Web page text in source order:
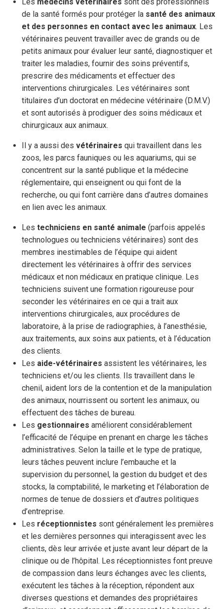
de la santé formés pour protéger la santé des animaux
et des personnes en contact avec les animaux. Les
vétérinaires peuvent travailler avec de grands ou de
petits animaux pour évaluer leur santé, diagnostiquer et
traiter les maladies, fournir des soins préventifs,
prescrire des médicaments et effectuer des
interventions chirurgicales. Les vétérinaires sont
titulaires d’un doctorat en médecine vétérinaire (D.M.V.)
et sont autorisés à prodiguer des soins médicaux et
chirurgicaux aux animaux.
Il y a aussi des vétérinaires qui travaillent dans les
zoos, les parcs fauniques ou les aquariums, qui se
concentrent sur la santé publique et la médecine
réglementaire, qui enseignent ou qui font de la
recherche, ou qui font carrière dans d’autres domaines
en lien avec les animaux.
Les techniciens en santé animale (parfois appelés
technologues ou techniciens vétérinaires) sont des
membres inestimables de l’équipe qui aident
directement les vétérinaires à offrir des services
médicaux et non médicaux en pratique clinique. Les
techniciens suivent une formation rigoureuse pour
seconder les vétérinaires en ce qui a trait aux
interventions chirurgicales, aux procédures de
laboratoire, à la prise de radiographies, à l’anesthésie,
aux traitements, aux soins aux patients, et à l’éducation
des clients.
Les aide-vétérinaires assistent les vétérinaires, les
techniciens et/ou les clients. Ils travaillent dans le
chenil, aident lors de la contention et de la manipulation
des animaux, nourrissent ou sortent les animaux, ou
effectuent des tâches de bureau.
Les gestionnaires améliorent considérablement
l’efficacité de l’équipe en prenant en charge les tâches
administratives. Selon la taille et le type de pratique,
leurs tâches peuvent inclure l’embauche et la
supervision du personnel, la gestion du budget et des
stocks, la comptabilité, le marketing et l’élaboration de
normes de tenue de dossiers et d’autres politiques
d’entreprise.
Les réceptionnistes sont généralement les premières
et les dernières personnes qui interagissent avec les
clients, dès leur arrivée et juste avant leur départ de la
clinique ou de l’hôpital. Les réceptionnistes font preuve
de compassion dans leurs échanges avec les clients,
exécutent les tâches à la réception, répondent aux
diverses questions et demandes des propriétaires